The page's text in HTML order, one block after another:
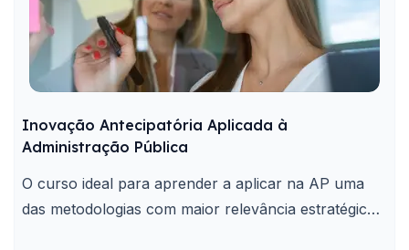
Inovação Antecipatória Aplicada à
Administração Pública
O curso ideal para aprender a aplicar na AP uma
das metodologias com maior relevância estratégica